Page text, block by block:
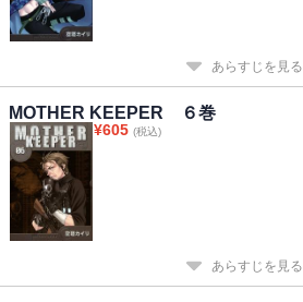
あらすじを見る
MOTHER KEEPER ６巻
¥605 (税込)
あらすじを見る